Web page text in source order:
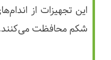
این تجهیزات از
شکم محافظت